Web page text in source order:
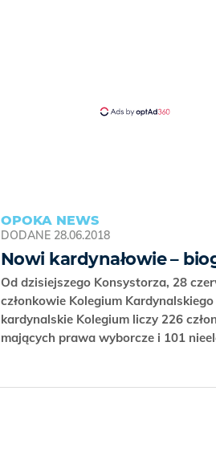
OPOKA NEWS
DODANE 28.06.2018
Nowi kardynałowie –
Od dzisiejszego Konsystorza, 28
członkowie Kolegium
kardynalskie Kolegium liczy 226
mających prawa wyborcze i 101